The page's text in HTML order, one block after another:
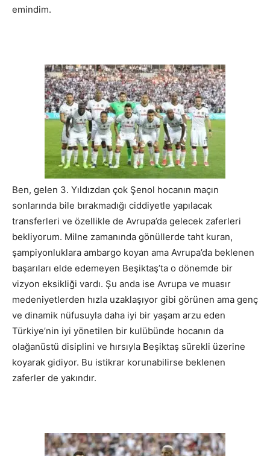
emindim.
Ben, gelen 3. Yıldızdan çok Şenol hocanın maçın
sonlarında bile bırakmadığı ciddiyetle yapılacak
transferleri ve özellikle de Avrupa’da gelecek zaferleri
bekliyorum. Milne zamanında gönüllerde taht kuran,
şampiyonluklara ambargo koyan ama Avrupa’da beklenen
başarıları elde edemeyen Beşiktaş’ta o dönemde bir
vizyon eksikliği vardı. Şu anda ise Avrupa ve muasır
medeniyetlerden hızla uzaklaşıyor gibi görünen ama genç
ve dinamik nüfusuyla daha iyi bir yaşam arzu eden
Türkiye’nin iyi yönetilen bir kulübünde hocanın da
olağanüstü disiplini ve hırsıyla Beşiktaş sürekli üzerine
koyarak gidiyor. Bu istikrar korunabilirse beklenen
zaferler de yakındır.